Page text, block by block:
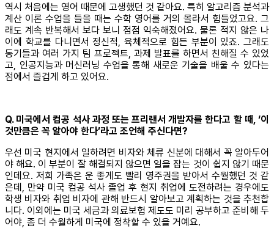
역시 처음에는 영어 때문에 고생했던 것 같아요. 특히 알고리즘 분석과
계산 이론 수업을 들을 때는 수학 영어를 거의 몰라서 힘들었고요. 그
래도 계속 반복해서 보다 보니 점점 익숙해졌어요. 물론 적지 않은 나
이에 학교를 다니면서 정신적, 육체적으로 힘든 부분이 있죠. 그래도
동기들과 여러 가지 팀 프로젝트, 과제 발표를 하면서 친해질 수 있었
고, 인공지능과 머신러닝 수업을 통해 새로운 기술을 배울 수 있다는
점에서 즐겁게 하고 있어요.
Q. 미국에서 컴공 석사 과정 또는 프리랜서 개발자를 한다고 할 때, ‘이
것만큼은 꼭 알아야 한다’라고 조언해 주신다면?
우선 미국 현지에서 일하려면 비자와 체류 신분에 대해서 꼭 알아두어
야 해요. 이 부분이 잘 해결되지 않으면 일을 잡는 것이 쉽지 않기 때문
인데요. 저희 가족은 운 좋게도 빨리 영주권을 받아서 수월했던 것 같
은데, 만약 미국 컴공 석사 졸업 후 현지 취업에 도전하려는 경우에도
학생 비자와 취업 비자에 관해 반드시 알아보고 계획하는 것을 추천합
니다. 이외에는 미국 세금과 의료보험 제도도 미리 공부하고 준비해 두
어야, 좀 더 수월하게 미국에 정착할 수 있을 거예요.